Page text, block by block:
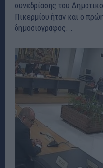
συνεδρίασης του
Πικερμίου ήταν και ο
δημοσιογράφος...